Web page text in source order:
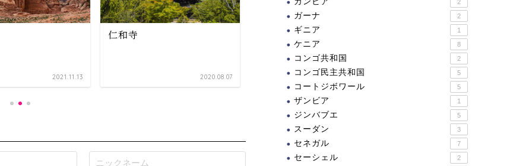
2021.11.13
仁和寺
2020.08.07
琉球王国のグスク及び関連
遺産群
2020.11.06
2
ガーナ 2
ギニア 1
ケニア 8
コンゴ共和国 2
コンゴ民主共和国 5
コートジボワール 5
ザンビア 1
ジンバブエ 5
スーダン 3
セネガル 7
セーシェル 2